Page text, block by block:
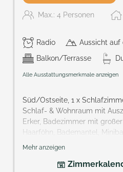
Max.: 4 Personen
Radio
Aussicht auf
Balkon/Terrasse
Alle Ausstattungsmerkmale anzeigen
Süd/Ostseite, 1 x
Schlaf- & Wohnraum mit
Erker, Badezimmer mit
Haarföhn, Bademantel,
Balkon; Ideal für Familien
Größe: ca. 37 m²
Mehr anzeigen